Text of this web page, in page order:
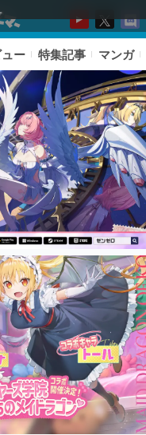
グ
ー 特集記事 マンガ